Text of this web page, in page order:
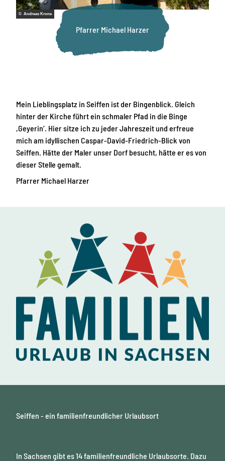
© Andreas Krone
Pfarrer Michael Harzer
Mein Lieblingsplatz in Seiffen ist der Bingenblick. Gleich
hinter der Kirche führt ein schmaler Pfad in die Binge
,Geyerin‘. Hier sitze ich zu jeder Jahreszeit und erfreue
mich am idyllischen Caspar-David-Friedrich-Blick von
Seiffen. Hätte der Maler unser Dorf besucht, hätte er es von
dieser Stelle gemalt.
Pfarrer Michael Harzer
Seiffen - ein familienfreundlicher Urlaubsort
In Sachsen gibt es 14 familienfreundliche Urlaubsorte. Dazu